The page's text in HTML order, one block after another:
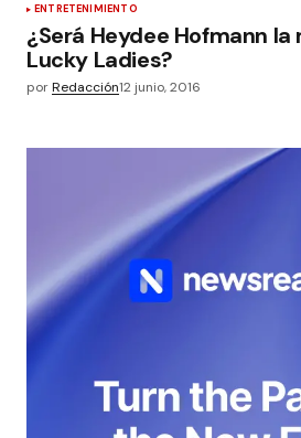
ENTRETENIMIENTO
¿Será Heydee Hofmann
Lucky Ladies?
porRedacción12 junio, 2016